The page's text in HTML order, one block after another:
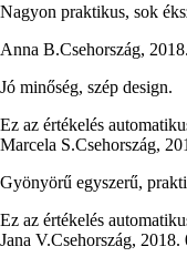
Nagyon praktikus, sok
Anna B.Csehország,
Jó minőség, szép design.
Ez az értékelés
Marcela S.Csehország,
Gyönyörű egyszerű,
Ez az értékelés
Jana V.Csehország, 2018.